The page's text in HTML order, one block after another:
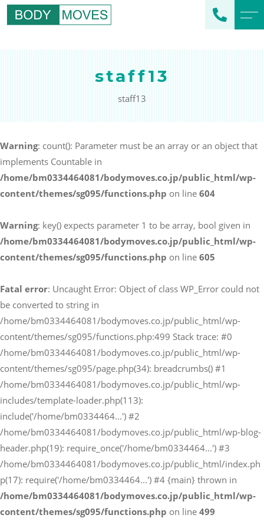
当社について
スポーツクラブ支援
スポーツチーム支援
個人のお客様向け
よくある質問
03-3446-4081
メールでのお問い合わせ
CONTACT
staff13
staff13
Warning: count(): Parameter must be an array or an object that
implements Countable in
/home/bm0334464081/bodymoves.co.jp/public_html/wp-
content/themes/sg095/functions.php on line 604
Warning: key() expects parameter 1 to be array, bool given in
/home/bm0334464081/bodymoves.co.jp/public_html/wp-
content/themes/sg095/functions.php on line 605
Fatal error: Uncaught Error: Object of class WP_Error could not
be converted to string in
/home/bm0334464081/bodymoves.co.jp/public_html/wp-
content/themes/sg095/functions.php:499 Stack trace: #0
/home/bm0334464081/bodymoves.co.jp/public_html/wp-
content/themes/sg095/page.php(34): breadcrumbs() #1
/home/bm0334464081/bodymoves.co.jp/public_html/wp-
includes/template-loader.php(113):
include('/home/bm0334464...') #2
/home/bm0334464081/bodymoves.co.jp/public_html/wp-blog-
header.php(19): require_once('/home/bm0334464...') #3
/home/bm0334464081/bodymoves.co.jp/public_html/index.ph
p(17): require('/home/bm0334464...') #4 {main} thrown in
/home/bm0334464081/bodymoves.co.jp/public_html/wp-
content/themes/sg095/functions.php on line 499